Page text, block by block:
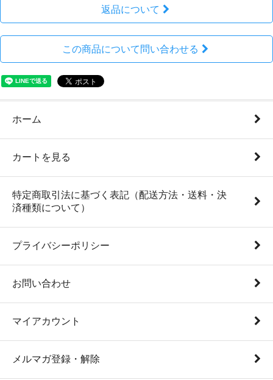
返品について
この商品について問い合わせる
ホーム
カートを見る
特定商取引法に基づく表記（配送方法・送料・決
済種類について）
プライバシーポリシー
お問い合わせ
マイアカウント
メルマガ登録・解除